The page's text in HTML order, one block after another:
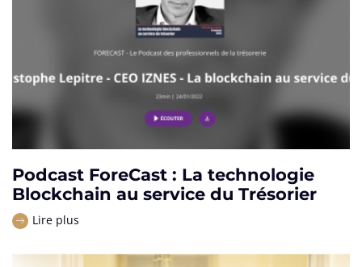
Podcast ForeCast : La technologie
Blockchain au service du Trésorier
Lire plus